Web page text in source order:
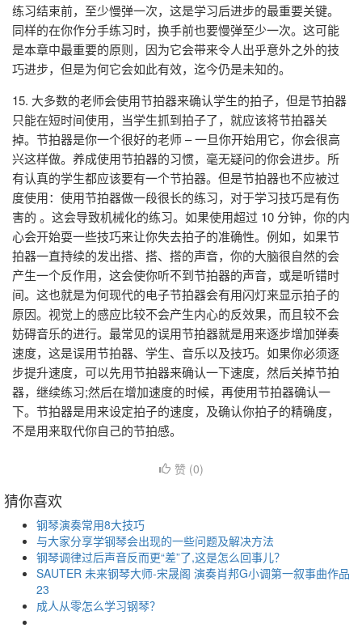
练习结束前，至少慢弹一次，这是学习后进步的最重要关键。
同样的在你作分手练习时，换手前也要慢弹至少一次。这可能
是本章中最重要的原则，因为它会带来令人出乎意外之外的技
巧进步，但是为何它会如此有效，迄今仍是未知的。
15. 大多数的老师会使用节拍器来确认学生的拍子，但是节拍器
只能在短时间使用，当学生抓到拍子了，就应该将节拍器关
掉。节拍器是你一个很好的老师 – 一旦你开始用它，你会很高
兴这样做。养成使用节拍器的习惯，毫无疑问的你会进步。所
有认真的学生都应该要有一个节拍器。但是节拍器也不应被过
度使用：使用节拍器做一段很长的练习，对于学习技巧是有伤
害的 。这会导致机械化的练习。如果使用超过 10 分钟，你的内
心会开始耍一些技巧来让你失去拍子的准确性。例如，如果节
拍器一直持续的发出搭、搭、搭的声音，你的大脑很自然的会
产生一个反作用，这会使你听不到节拍器的声音，或是听错时
间。这也就是为何现代的电子节拍器会有用闪灯来显示拍子的
原因。视觉上的感应比较不会产生内心的反效果，而且较不会
妨碍音乐的进行。最常见的误用节拍器就是用来逐步增加弹奏
速度，这是误用节拍器、学生、音乐以及技巧。如果你必须逐
步提升速度，可以先用节拍器来确认一下速度，然后关掉节拍
器，继续练习;然后在增加速度的时候，再使用节拍器确认一
下。节拍器是用来设定拍子的速度，及确认你拍子的精确度，
不是用来取代你自己的节拍感。
赞 (0)
猜你喜欢
钢琴演奏常用8大技巧
与大家分享学钢琴会出现的一些问题及解决方法
钢琴调律过后声音反而更“差”了,这是怎么回事儿？
SAUTER 未来钢琴大师-宋晟阁 演奏肖邦G小调第一叙事曲作品
23
成人从零怎么学习钢琴？